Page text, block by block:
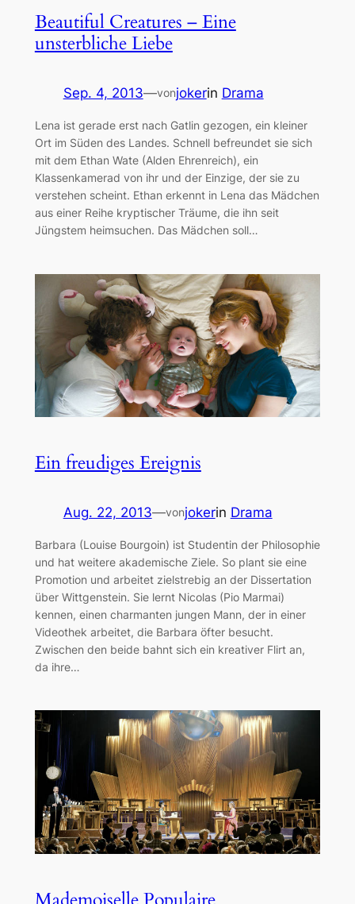
Beautiful Creatures – Eine
unsterbliche Liebe
Sep. 4, 2013—vonjokerin Drama
Lena ist gerade erst nach Gatlin gezogen, ein kleiner
Ort im Süden des Landes. Schnell befreundet sie sich
mit dem Ethan Wate (Alden Ehrenreich), ein
Klassenkamerad von ihr und der Einzige, der sie zu
verstehen scheint. Ethan erkennt in Lena das Mädchen
aus einer Reihe kryptischer Träume, die ihn seit
Jüngstem heimsuchen. Das Mädchen soll…
Ein freudiges Ereignis
Aug. 22, 2013—vonjokerin Drama
Barbara (Louise Bourgoin) ist Studentin der Philosophie
und hat weitere akademische Ziele. So plant sie eine
Promotion und arbeitet zielstrebig an der Dissertation
über Wittgenstein. Sie lernt Nicolas (Pio Marmai)
kennen, einen charmanten jungen Mann, der in einer
Videothek arbeitet, die Barbara öfter besucht.
Zwischen den beide bahnt sich ein kreativer Flirt an,
da ihre…